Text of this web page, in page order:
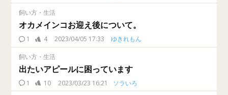
飼い方・生活
オカメインコお迎え後について。
1 4 2023/04/05 17:33 ゆきれもん
飼い方・生活
出たいアピールに困っています
1 10 2023/03/23 16:21 ソラいろ